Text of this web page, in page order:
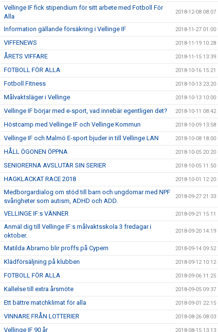
Vellinge IF fick stipendium för sitt arbete med Fotboll För
Alla
2018-12-08 08:07
Information gällande försäkring i Vellinge IF 2018-11-27 01:00
VIFFENEWS 2018-11-19 10:28
ÅRETS VIFFARE 2018-11-15 13:39
FOTBOLL FÖR ALLA 2018-10-16 15:21
Fotboll Fitness 2018-10-13 23:20
Målvaktsläger i Vellinge 2018-10-13 10:00
Vellinge IF börjar med e-sport, vad innebär egentligen det? 2018-10-11 08:42
Höstcamp med Vellinge IF och Vellinge Kommun 2018-10-09 13:58
Vellinge IF och Malmö E-sport bjuder in till Vellinge LAN 2018-10-08 18:00
HÅLL ÖGONEN ÖPPNA 2018-10-05 20:20
SENIORERNA AVSLUTAR SIN SERIER 2018-10-05 11:50
HAGKLACKAT RACE 2018 2018-10-01 12:20
Medborgardialog om stöd till barn och ungdomar med NPF
svårigheter som autism, ADHD och ADD.
2018-09-27 21:33
VELLINGE IF:s VÄNNER 2018-09-21 15:11
Anmäl dig till Vellinge IF:s målvaktsskola 3 fredagar i
oktober.
2018-09-20 14:19
Matilda Abramo blir proffs på Cypern 2018-09-14 09:52
Klädförsäljning på klubben 2018-09-12 10:12
FOTBOLL FÖR ALLA 2018-09-06 11:25
Kallelse till extra årsmöte 2018-09-05 09:37
Ett bättre matchklimat för alla 2018-09-01 22:15
VINNARE FRÅN LOTTERIER 2018-08-26 08:03
Vellinge IF 90 år 2018-08-15 13:13